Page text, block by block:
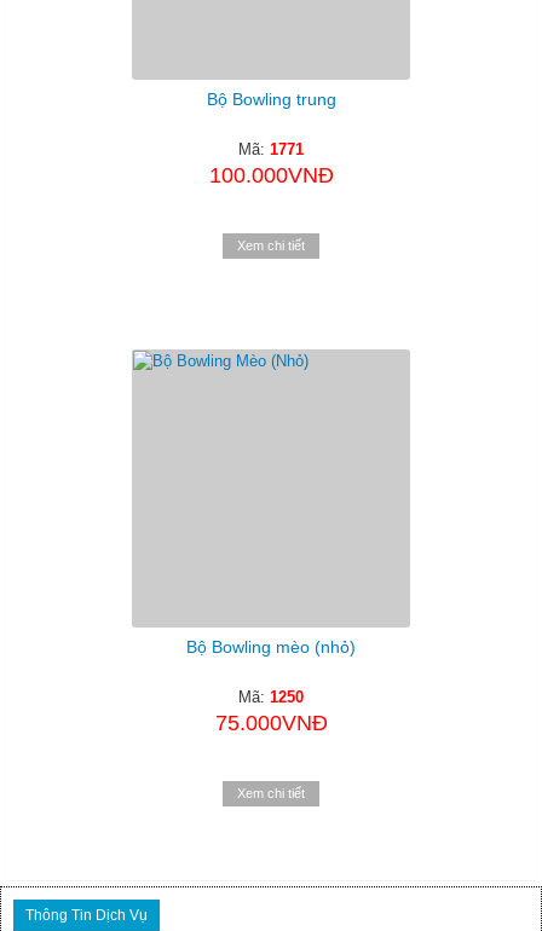
Bộ Bowling trung
Mã: 1771
100.000VNĐ
Xem chi tiết
Bộ Bowling mèo (nhỏ)
Mã: 1250
75.000VNĐ
Xem chi tiết
Thông Tin Dịch Vụ